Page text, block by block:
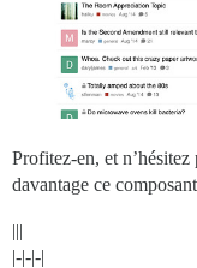
Profitez-en, et
davantage ce
|||
|-|-|-|